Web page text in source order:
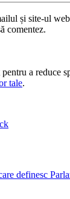
și site-ul
comentez.
a reduce
tale.
definesc